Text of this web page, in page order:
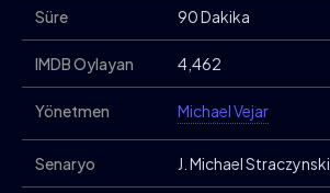
Süre 90 Dakika
IMDB Oylayan 4,462
Yönetmen Michael Vejar
Senaryo J. Michael Straczynski